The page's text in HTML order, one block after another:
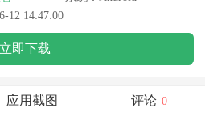
12 14:47:00
立即下载
应用截图 评论 0